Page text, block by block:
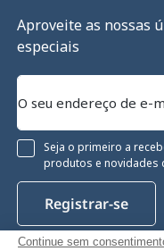
Continue sem
Aproveite as nossas
especiais
Seja o primeiro a
produtos e novidades
Registrar-se